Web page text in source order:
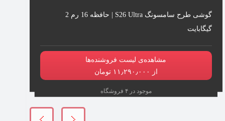
گوشی طرح سامسونگ S26 Ultra | حافظه 16 رم 2
گیگابایت
مشاهده‌ی لیست فروشنده‌ها
از ۱۱٫۲۹۰٫۰۰۰ تومان
موجود در ۴ فروشگاه